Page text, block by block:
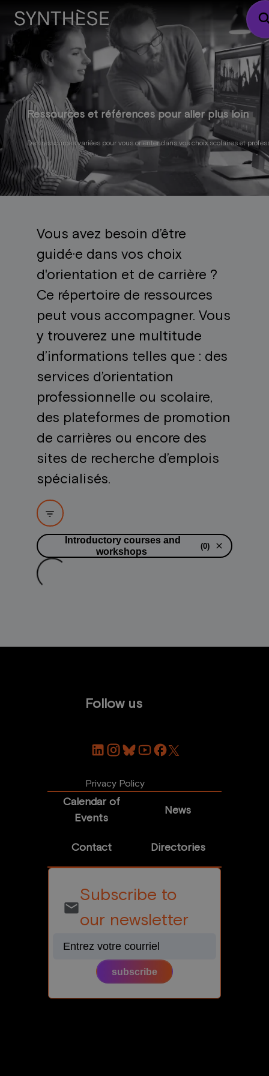
Ressources et références pour aller plus loin
Des ressources variées pour vous orienter dans vos choix scolaires et
Vous avez besoin d’être
guidé·e dans vos choix
d'orientation et de carrière ?
Ce répertoire de ressources
peut vous accompagner. Vous
y trouverez une multitude
d’informations telles que : des
services d’orientation
professionnelle ou scolaire,
des plateformes de promotion
de carrières ou encore des
sites de recherche d’emplois
spécialisés.
filter_list
Introductory courses and
workshops
(0) close
Follow us
Privacy Policy
Calendar of
Events
News
Contact Directories
email
Subscribe to
our newsletter
subscribe